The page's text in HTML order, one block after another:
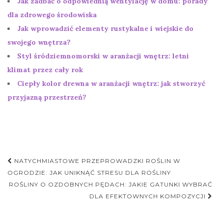
dla zdrowego środowiska
Jak wprowadzić elementy rustykalne i wiejskie do
swojego wnętrza?
Styl śródziemnomorski w aranżacji wnętrz: letni
klimat przez cały rok
Ciepły kolor drewna w aranżacji wnętrz: jak stworzyć
przyjazną przestrzeń?
Nawigacja
postu
NATYCHMIASTOWE PRZEPROWADZKI ROŚLIN W
OGRODZIE: JAK UNIKNĄĆ STRESU DLA ROŚLINY
ROŚLINY O OZDOBNYCH PĘDACH: JAKIE GATUNKI WYBRAĆ
DLA EFEKTOWNYCH KOMPOZYCJI